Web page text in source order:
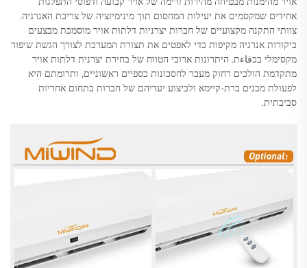
אחידים שמקסמים את יעילות המחסום תוך מינימיזציה של צריכת האנרגיה.
צוותי התקנה מקצועיים של חברות יצרניות דלתות אויר מוסמכת מבצעים
ביקורות אנרגיה מקיפות כדי לאפטים את תצורת המערכת לצורך הגשת שיפור
מקסימלי בכفاءת. היתרונות ארוכי הטווח של בחירת יצרנית דלתות אויר
מתקדמת הולכים רחוק מעבר לחסכונות כספיים ראשוניים, ותרומתם היא
לפעולת מבנים ברת-קיימא ולביצוע יעדיהם של חברות בתחום אחריות
סביבתית.